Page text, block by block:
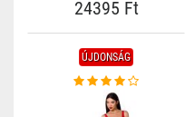
24395 Ft
ÚJDONSÁG